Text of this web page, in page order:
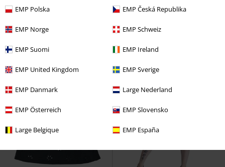
EMP Polska EMP Česká Republika
EMP Norge EMP Schweiz
EMP Suomi EMP Ireland
EMP United Kingdom EMP Sverige
EMP Danmark Large Nederland
EMP Österreich EMP Slovensko
Large Belgique EMP España